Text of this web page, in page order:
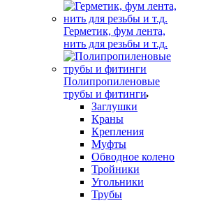
Герметик, фум лента,
нить для резьбы и т.д.
Полипропиленовые
трубы и фитинги
Заглушки
Краны
Крепления
Муфты
Обводное колено
Тройники
Угольники
Трубы